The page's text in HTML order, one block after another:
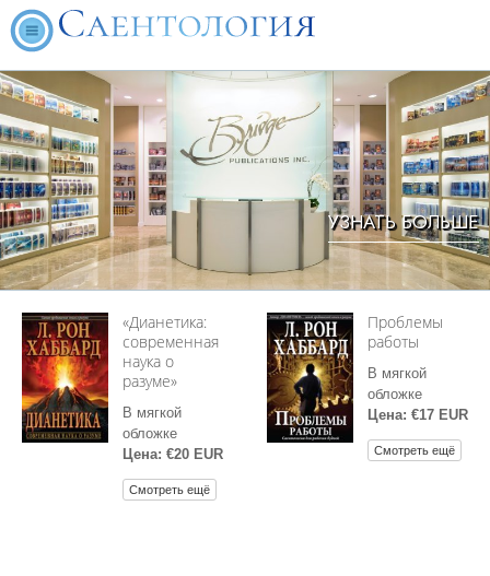
УЗНАТЬ БОЛЬШЕ
«Дианетика:
современная
наука о
разуме»
В мягкой
обложке
Цена: €20 EUR
Смотреть ещё
Проблемы
работы
В мягкой
обложке
Цена: €17 EUR
Смотреть ещё